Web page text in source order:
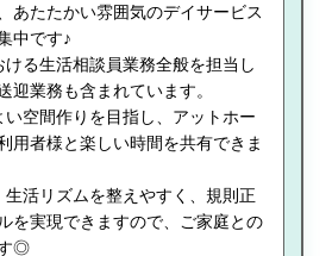
あたたかい雰囲気のデイサービス
中です♪
る生活相談員業務全般を担当し
迎業務も含まれています。
空間作りを目指し、アットホー
用者様と楽しい時間を共有できま
活リズムを整えやすく、規則正
を実現できますので、ご家庭との
◎